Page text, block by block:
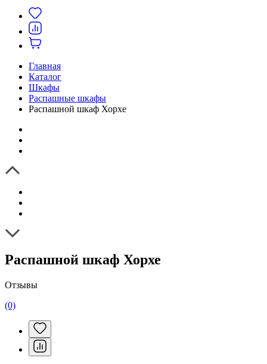
Главная
Каталог
Шкафы
Распашные шкафы
Распашной шкаф Хорхе
Распашной шкаф Хорхе
Отзывы
(0)